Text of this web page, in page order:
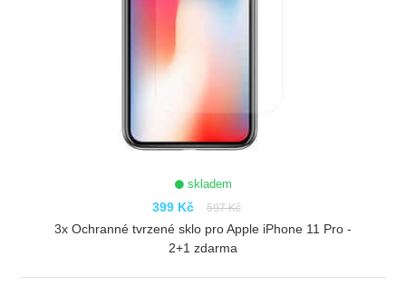
skladem
399 Kč 597 Kč
3x Ochranné tvrzené sklo pro Apple iPhone 11 Pro -
2+1 zdarma